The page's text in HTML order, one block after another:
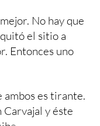
No hay que
el sitio a
Entonces uno
es tirante.
y éste